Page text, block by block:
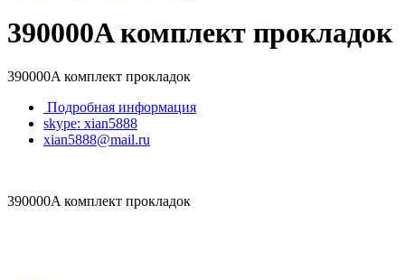
390000A комплект прокладок
390000A комплект прокладок
Подробная информация
skype: xian5888
xian5888@mail.ru
390000A комплект прокладок